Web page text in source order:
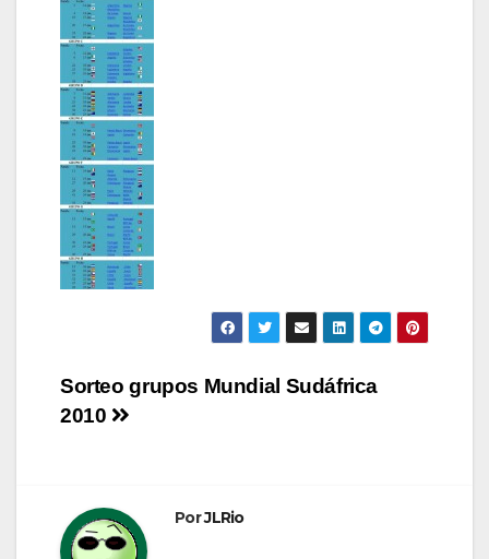
Navegación
Sorteo grupos Mundial Sudáfrica
2010
PorJLRio